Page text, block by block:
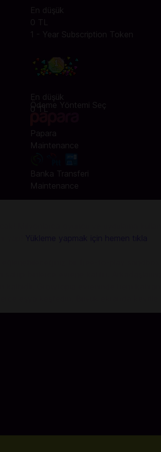
En düşük
0 TL
1 - Year Subscription Token
En düşük
0 TL
Ödeme Yöntemi Seç
Papara
Maintenance
Banka Transferi
Maintenance